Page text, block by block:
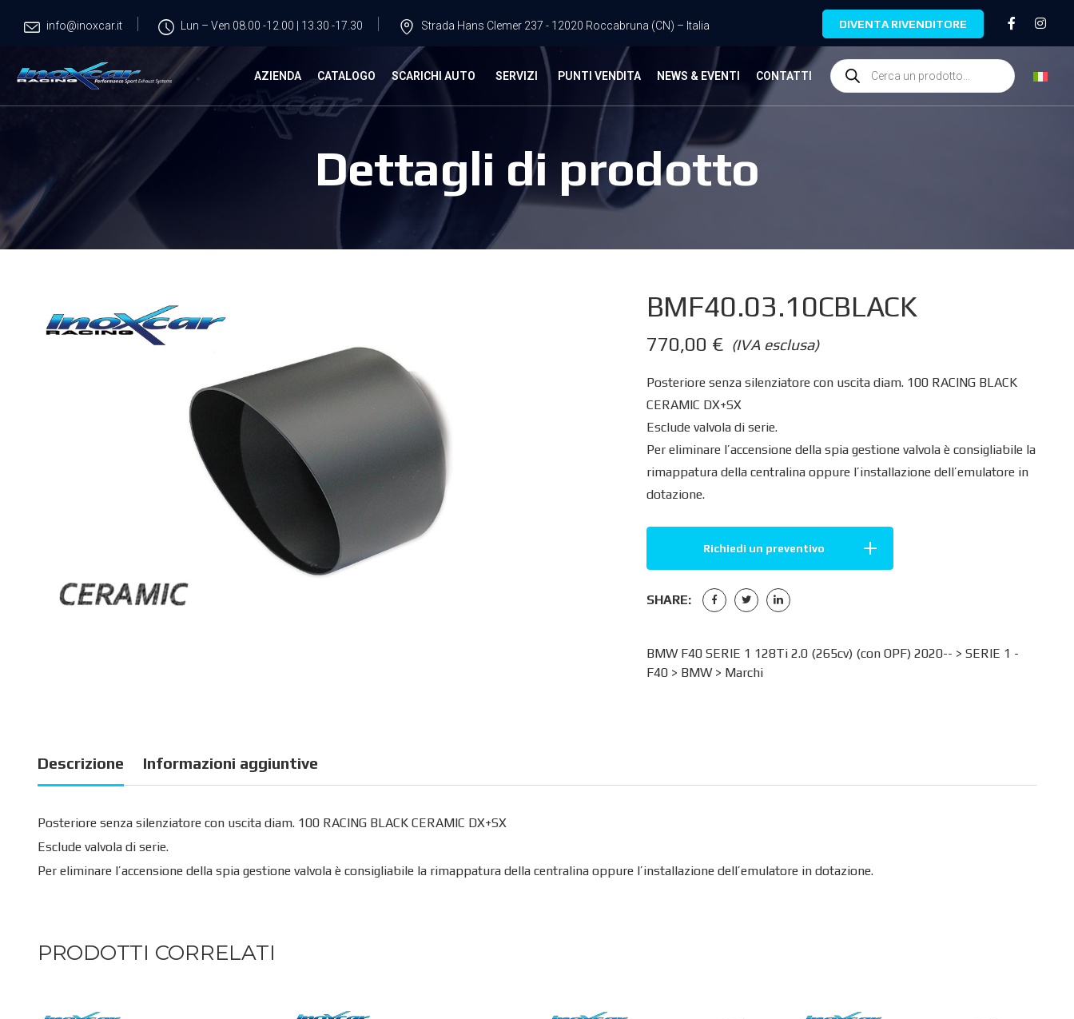
info@inoxcar.it Lun – Ven 08.00 -12.00 | 13.30 -17.30 Strada Hans Clemer 237 - 12020 Roccabruna (CN) – Italia DIVENTA RIVENDITORE
AZIENDA CATALOGO SCARICHI AUTO SERVIZI PUNTI VENDITA NEWS & EVENTI CONTATTI
Dettagli di prodotto
BMF40.03.10CBLACK
(IVA esclusa)
770,00 €
Posteriore senza silenziatore con uscita diam. 100 RACING BLACK
CERAMIC DX+SX
Esclude valvola di serie.
Per eliminare l’accensione della spia gestione valvola è consigliabile la
rimappatura della centralina oppure l’installazione dell’emulatore in
dotazione.
Richiedi un preventivo
SHARE:
BMW F40 SERIE 1 128Ti 2.0 (265cv) (con OPF) 2020-- > SERIE 1 -
F40> BMW> Marchi
Descrizione Informazioni aggiuntive
Posteriore senza silenziatore con uscita diam. 100 RACING BLACK CERAMIC DX+SX
Esclude valvola di serie.
Per eliminare l’accensione della spia gestione valvola è consigliabile la rimappatura della centralina oppure l’installazione dell’emulatore in dotazione.
PRODOTTI CORRELATI